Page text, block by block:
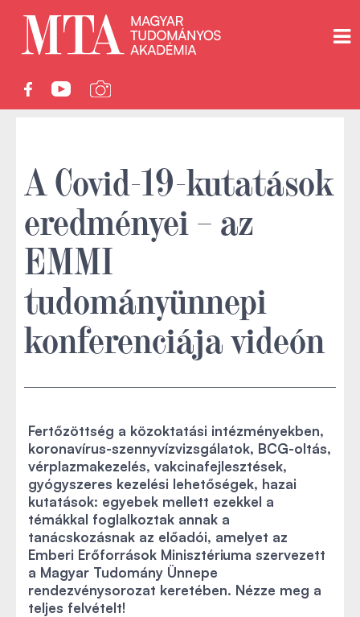
A Covid-19-kutatások
eredményei – az
EMMI
tudományünnepi
konferenciája videón
Fertőzöttség a közoktatási intézményekben,
koronavírus-szennyvízvizsgálatok, BCG-oltás,
vérplazmakezelés, vakcinafejlesztések,
gyógyszeres kezelési lehetőségek, hazai
kutatások: egyebek mellett ezekkel a
témákkal foglalkoztak annak a
tanácskozásnak az előadói, amelyet az
Emberi Erőforrások Minisztériuma szervezett
a Magyar Tudomány Ünnepe
rendezvénysorozat keretében. Nézze meg a
teljes felvételt!